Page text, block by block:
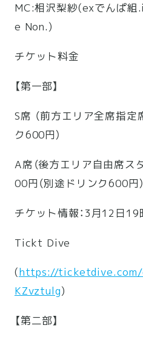
MC:相沢梨紗(exでんぱ
e Non.)
チケット料金
【第一部】
S席 （前方エリア全席指定
ク600円）
A席（後方エリア自由席ス
00円（別途ドリンク600円）
チケット情報：3月12日19
Tickt Dive
(https://
KZvztulg)
【第二部】